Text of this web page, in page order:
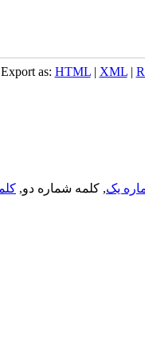
Export as: HTML| XML|
یک, کلمه شماره دو,